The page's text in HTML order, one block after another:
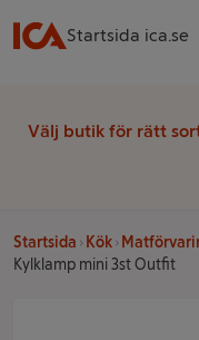
Startsida ica.se
Välj butik för rätt
Startsida Kök
Kylklamp mini 3st Outfit